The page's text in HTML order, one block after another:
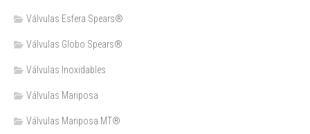
Válvulas Esfera Spears®
Válvulas Globo Spears®
Válvulas Inoxidables
Válvulas Mariposa
Válvulas Mariposa MT®